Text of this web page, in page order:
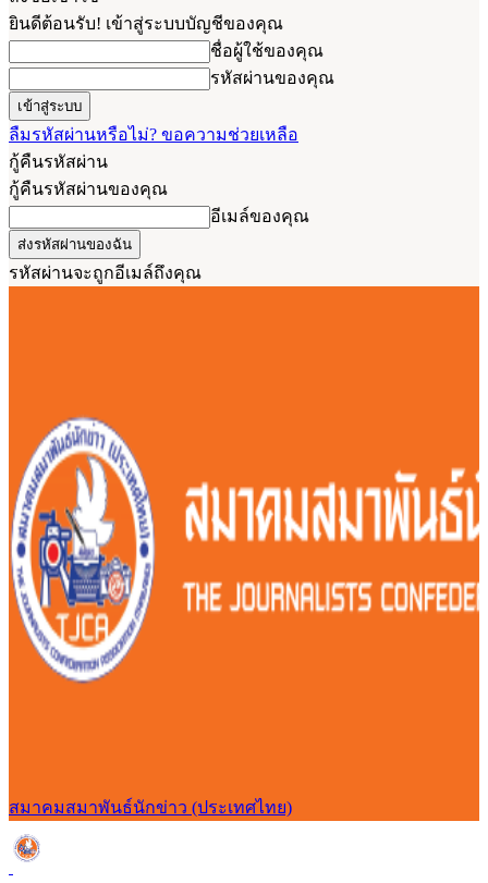
ยินดีต้อนรับ! เข้าสู่ระบบบัญชีของคุณ
ชื่อผู้ใช้ของคุณ
รหัสผ่านของคุณ
ลืมรหัสผ่านหรือไม่? ขอความช่วยเหลือ
กู้คืนรหัสผ่าน
กู้คืนรหัสผ่านของคุณ
อีเมล์ของคุณ
รหัสผ่านจะถูกอีเมล์ถึงคุณ
สมาคมสมาพันธ์นักข่าว (ประเทศไทย)